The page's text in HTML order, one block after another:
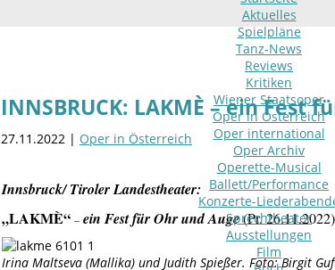
Aktuelles
Spielpläne
Tanz-News
Reviews
Kritiken
Wiener Staatsoper
Oper in Österreich
Oper international
Oper Archiv
Operette-Musical
Ballett/Performance
Konzerte-
Sprechtheater
Ausstellungen
Film
INNSBRUCK: LAKMÈ – ein Fest
27.11.2022 | Oper in Österreich
Innsbruck/ Tiroler Landestheater:
„LAKMÈ“ – ein Fest für Ohr und Auge(Pr. 26.11.2022)
Irina Maltseva (Mallika) undJudith Spießer. Foto: Birgit